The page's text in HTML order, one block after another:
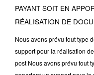
PAYANT SOIT EN
RÉALISATION DE
Nous avons prévu tout type
support pour la réalisation
post Nous avons prévu tout